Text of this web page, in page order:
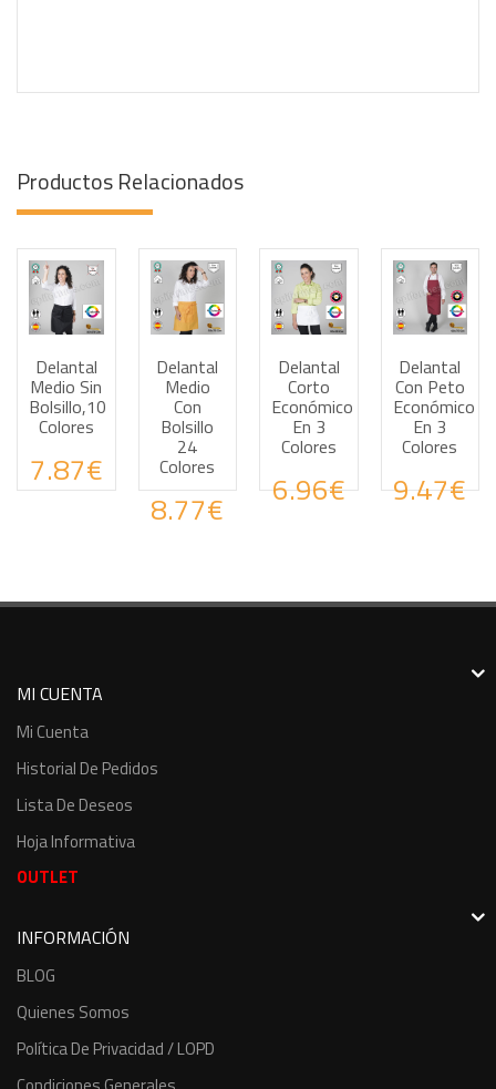
Productos Relacionados
Delantal
Medio Sin
Bolsillo,10
Colores
7.87€
Haz tus consultas por WhatsApp
Delantal
Medio
Con
Bolsillo
24
Colores
8.77€
Haz tus consultas por WhatsApp
Delantal
Corto
Económico
En 3
Colores
6.96€
Haz tus consultas por
Delantal
Con Peto
Económico
En 3
Colores
9.47€
Haz
MI CUENTA
Mi Cuenta
Historial De Pedidos
Lista De Deseos
Hoja Informativa
OUTLET
INFORMACIÓN
BLOG
Quienes Somos
Política De Privacidad / LOPD